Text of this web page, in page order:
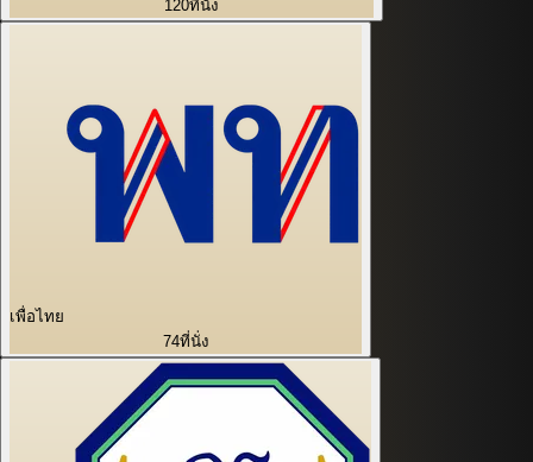
120ที่นั่ง
เพื่อไทย
74ที่นั่ง